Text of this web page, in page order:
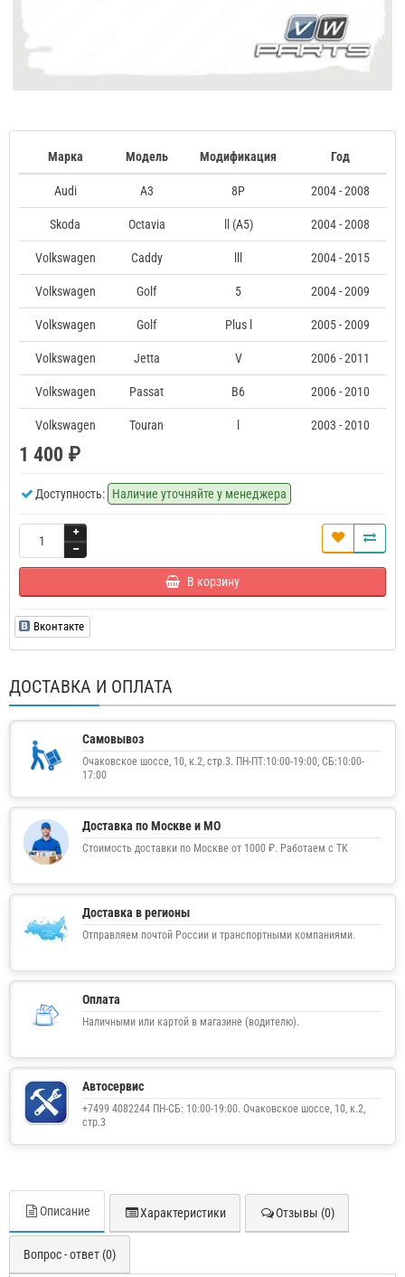
Марка Модель Модификация Год
Audi A3 8P 2004 - 2008
Skoda Octavia ll (A5) 2004 - 2008
Volkswagen Caddy 2004 - 2015
Volkswagen Golf 5 2004 - 2009
Volkswagen Golf Plus l 2005 - 2009
Volkswagen Jetta V 2006 - 2011
Volkswagen Passat B6 2006 - 2010
Volkswagen Touran 2003 - 2010
1 400 ₽
Доступность: Наличие уточняйте у менеджера
В корзину
Вконтакте
ДОСТАВКА И ОПЛАТА
Самовывоз
Очаковское шоссе, 10, к.2, стр.3. ПН-ПТ:10:00-19:00, СБ:10:00-
17:00
Доставка по Москве и МО
Стоимость доставки по Москве от 1000 ₽. Работаем с ТК
Доставка в регионы
Отправляем почтой России и транспортными компаниями.
Оплата
Наличными или картой в магазине (водителю).
Автосервис
+7499 4082244 ПН-СБ: 10:00-19:00. Очаковское шоссе, 10, к.2,
стр.3
Описание Характеристики Отзывы (0)
Вопрос - ответ (0)